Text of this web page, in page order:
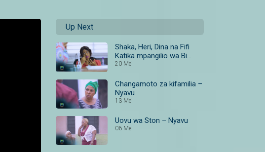
Up Next
Shaka, Heri, Dina na Fifi
Katika mpangilio wa Bi
Lena! – Nyavu
20 Mei
Changamoto za kifamilia –
Nyavu
13 Mei
Uovu wa Ston – Nyavu
06 Mei